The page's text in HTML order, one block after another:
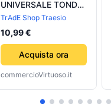
UNIVERSALE TONDO
CONO ALTO
LAVABILE
76MM/3INCH
ACCESSORI AUTO
TrAdE Shop Traesio
10,99 €
Acquista ora
commercioVirtuoso.it